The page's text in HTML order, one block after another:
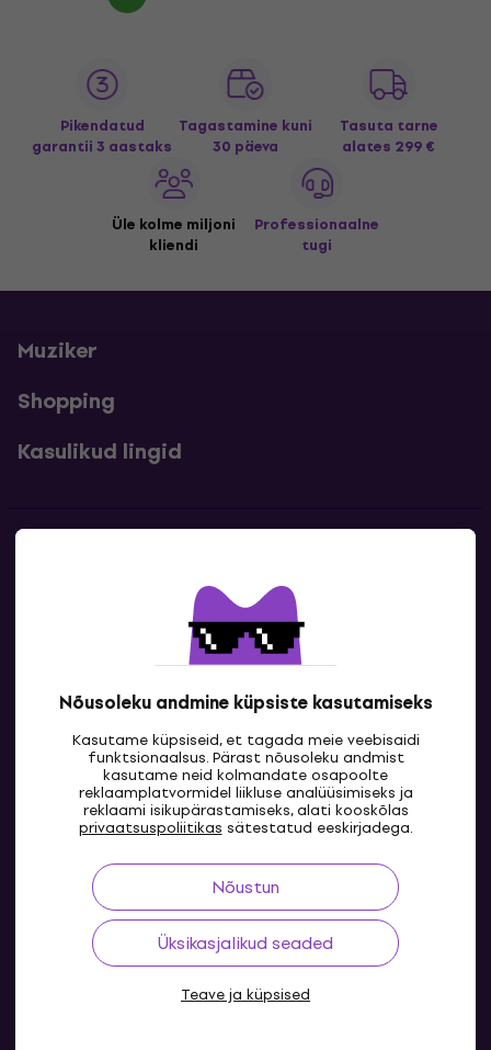
Nõusoleku andmine küpsiste kasutamiseks
Kasutame küpsiseid, et tagada meie veebisaidi
funktsionaalsus. Pärast nõusoleku andmist
kasutame neid kolmandate osapoolte
reklaamplatvormidel liikluse analüüsimiseks ja
reklaami isikupärastamiseks, alati kooskõlas
privaatsuspoliitikas sätestatud eeskirjadega.
Nõustun
Üksikasjalikud seaded
Teave ja küpsised
Pikendatud
garantii 3 aastaks
Tagastamine kuni
30 päeva
Tasuta tarne
alates 299 €
Üle kolme miljoni
kliendi
Professionaalne
tugi
Muziker
Shopping
Kasulikud lingid
Kontaktandmed
EE